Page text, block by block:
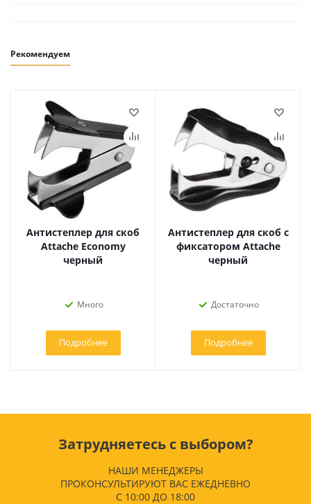
Рекомендуем
Антистеплер для скоб
Attache Economy
черный
Много
Подробнее
Антистеплер для скоб с
фиксатором Attache
черный
Достаточно
Подробнее
Затрудняетесь с выбором?
НАШИ МЕНЕДЖЕРЫ
ПРОКОНСУЛЬТИРУЮТ ВАС ЕЖЕДНЕВНО
С 10:00 ДО 18:00